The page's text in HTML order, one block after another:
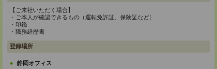
【ご来社いただく場合】
・ご本人が確認できるもの（運転免許証、保険証など）
・印鑑
・職務経歴書
登録場所
静岡オフィス